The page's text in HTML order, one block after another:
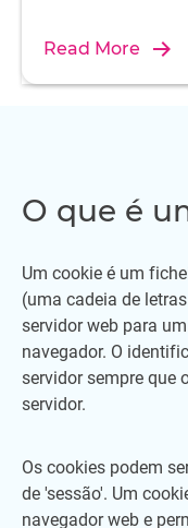
Read More
O que é
Um cookie é um
(uma cadeia de
servidor web para
navegador. O
servidor sempre que
servidor.
Os cookies podem
de 'sessão'. Um
navegador web e